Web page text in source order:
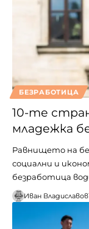
БЕЗРАБОТИЦА
10-те
младежка
Равнището на
социални и
безработица
Иван Владиславов